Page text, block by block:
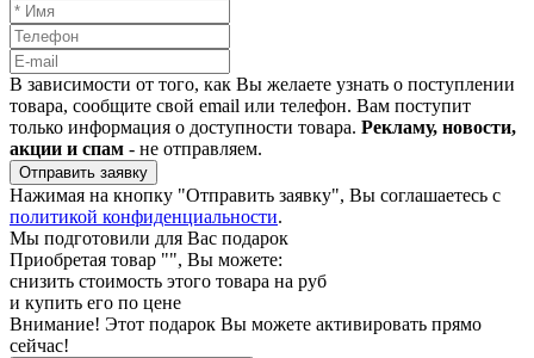
В зависимости от того, как Вы желаете узнать о поступлении
товара, сообщите свой email или телефон. Вам поступит
только информация о доступности товара. Рекламу, новости,
акции и спам - не отправляем.
Отправить заявку
Нажимая на кнопку "Отправить заявку", Вы соглашаетесь с
политикой конфиденциальности.
Мы подготовили для Вас подарок
Приобретая товар "", Вы можете:
снизить стоимость этого товара на руб
и купить его по цене
Внимание! Этот подарок Вы можете активировать прямо
сейчас!